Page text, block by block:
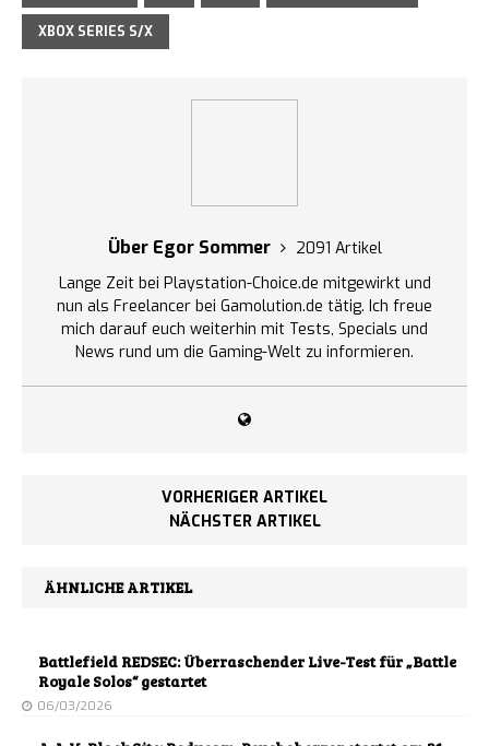
XBOX SERIES S/X
Über Egor Sommer
2091 Artikel
Lange Zeit bei Playstation-Choice.de mitgewirkt und
nun als Freelancer bei Gamolution.de tätig. Ich freue
mich darauf euch weiterhin mit Tests, Specials und
News rund um die Gaming-Welt zu informieren.
VORHERIGER ARTIKEL
NÄCHSTER ARTIKEL
ÄHNLICHE ARTIKEL
Battlefield REDSEC: Überraschender Live-Test für „Battle
Royale Solos“ gestartet
06/03/2026